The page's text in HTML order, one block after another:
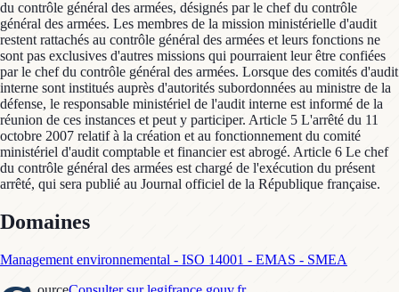
du contrôle général des armées, désignés par le chef du contrôle
général des armées. Les membres de la mission ministérielle d'audit
restent rattachés au contrôle général des armées et leurs fonctions ne
sont pas exclusives d'autres missions qui pourraient leur être confiées
par le chef du contrôle général des armées. Lorsque des comités d'audit
interne sont institués auprès d'autorités subordonnées au ministre de la
défense, le responsable ministériel de l'audit interne est informé de la
réunion de ces instances et peut y participer. Article 5 L'arrêté du 11
octobre 2007 relatif à la création et au fonctionnement du comité
ministériel d'audit comptable et financier est abrogé. Article 6 Le chef
du contrôle général des armées est chargé de l'exécution du présent
arrêté, qui sera publié au Journal officiel de la République française.
Domaines
Management environnemental - ISO 14001 - EMAS - SMEA